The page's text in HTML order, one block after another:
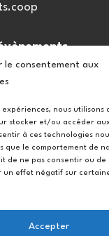
le consentement aux
nous utilisons
stocker et/ou accéder
à ces technologies
que le comportement de
de ne pas consentir ou
un effet négatif sur
Accepter
(UE)